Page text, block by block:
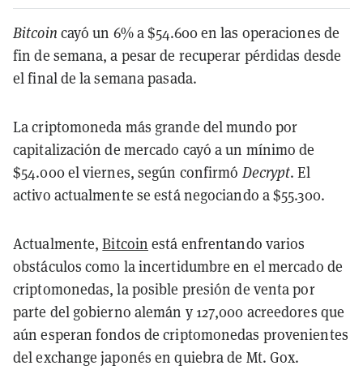
Bitcoin cayó un 6% a $54.600 en las operaciones de
fin de semana, a pesar de recuperar pérdidas desde
el final de la semana pasada.
La criptomoneda más grande del mundo por
capitalización de mercado cayó a un mínimo de
$54.000 el viernes, según confirmó Decrypt. El
activo actualmente se está negociando a $55.300.
Actualmente,Bitcoin está enfrentando varios
obstáculos como la incertidumbre en el mercado de
criptomonedas, la posible presión de venta por
parte del gobierno alemán y 127,000 acreedores que
aún esperan fondos de criptomonedas provenientes
del exchange japonés en quiebra de Mt. Gox.